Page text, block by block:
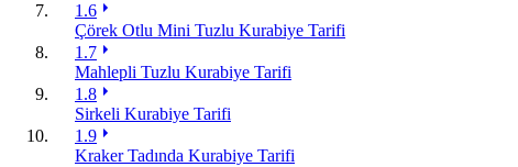
1.6
Çörek Otlu Mini Tuzlu Kurabiye Tarifi
1.7
Mahlepli Tuzlu Kurabiye Tarifi
1.8
Sirkeli Kurabiye Tarifi
1.9
Kraker Tadında Kurabiye Tarifi